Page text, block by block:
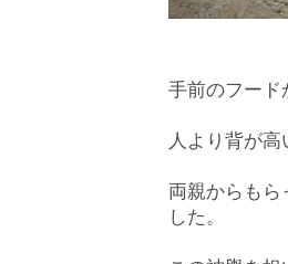
手前のフード
人より背が
両親からも
した。